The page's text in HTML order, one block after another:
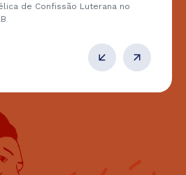
de Confissão Luterana no